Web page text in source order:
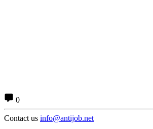
0
Contact us info@antijob.net